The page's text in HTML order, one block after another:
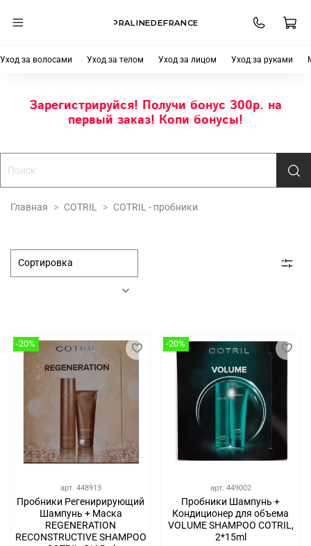
PRALINEDEFRANCE
Уход за волосами Уход за телом Уход за лицом Уход за руками
Зарегистрируйся! Получи бонус 300р. на
первый заказ! Копи бонусы!
Главная COTRIL COTRIL - пробники
-20%
арт. 448913
Пробники Регенирирующий
Шампунь + Маска
REGENERATION
RECONSTRUCTIVE SHAMPOO
-20%
арт. 449002
Пробники Шампунь +
Кондиционер для объема
VOLUME SHAMPOO COTRIL,
2*15ml